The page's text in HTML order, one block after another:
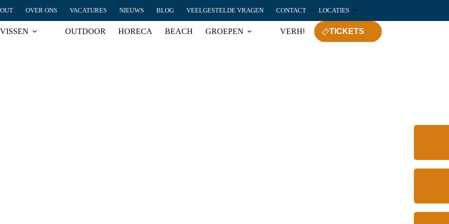
OVER ONS VACATURES NIEUWS BLOG VEELGESTELDE VRAGEN CONTACT LOCATIES
VISSEN OUTDOOR HORECA BEACH GROEPEN VERHUUR TICKETS